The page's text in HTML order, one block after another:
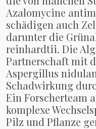
Azalomycine
schädigen auch
darunter die
reinhardtii. Die
Partnerschaft mit
Aspergillus
Schadwirkung
Ein Forscherteam
komplexe
Pilz und Pflanze